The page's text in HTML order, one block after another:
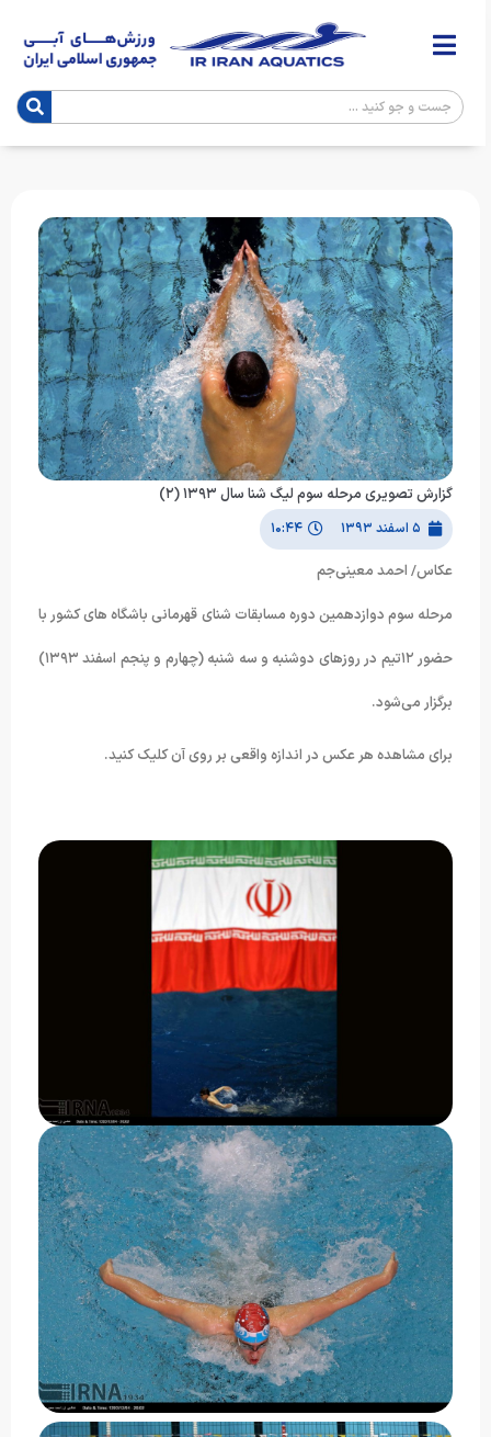
گزارش تصویری مرحله سوم لیگ شنا سال ۱۳۹۳ (۲)
۵ اسفند ۱۳۹۳ ۱۰:۴۴
عکاس/ احمد معینی‌جم
مرحله سوم دوازدهمین دوره مسابقات شنای قهرمانی باشگاه های کشور با
حضور ۱۲تیم در روزهای دوشنبه و سه شنبه (چهارم و پنجم اسفند ۱۳۹۳)
برگزار می‌شود.
برای مشاهده هر عکس در اندازه واقعی بر روی آن کلیک کنید.